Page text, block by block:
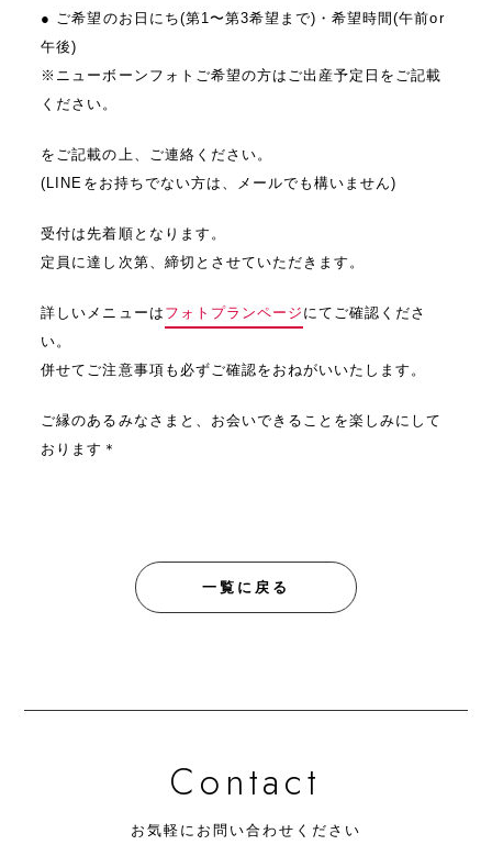
● ご希望のお日にち(第1〜第3希望まで)・希望時間(午前or
午後)
※ニューボーンフォトご希望の方はご出産予定日をご記載
ください。
をご記載の上、ご連絡ください。
(LINEをお持ちでない方は、メールでも構いません)
受付は先着順となります。
定員に達し次第、締切とさせていただきます。
詳しいメニューは フォトプランページ にてご確認くださ
い。
併せてご注意事項も必ずご確認をおねがいいたします。
ご縁のあるみなさまと、お会いできることを楽しみにして
おります＊
一覧に戻る
Contact
お気軽にお問い合わせください